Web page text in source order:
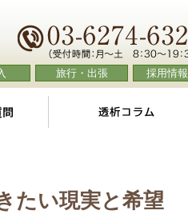
旅行・出張 採用情報
よくあるご質問
たい現実と希望